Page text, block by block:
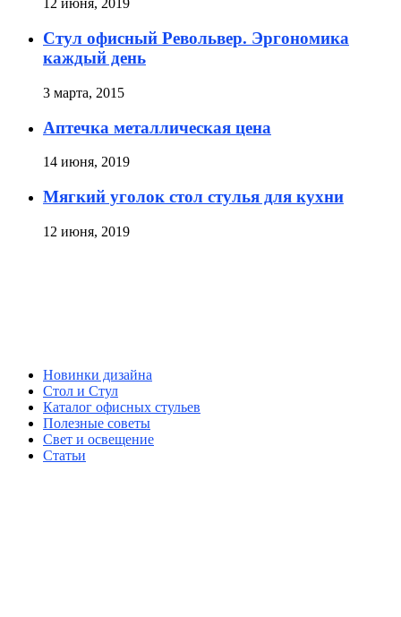
12 июня, 2019
Стул офисный Револьвер. Эргономика
каждый день
3 марта, 2015
Аптечка металлическая цена
14 июня, 2019
Мягкий уголок стол стулья для кухни
12 июня, 2019
Новинки дизайна
Стол и Стул
Каталог офисных стульев
Полезные советы
Свет и освещение
Статьи